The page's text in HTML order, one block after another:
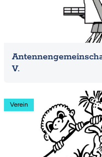
V.
Verein